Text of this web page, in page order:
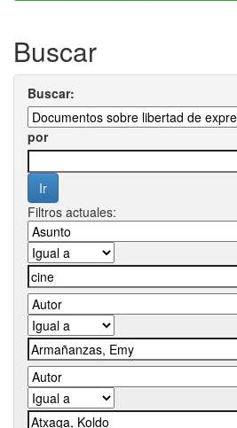
Buscar
Buscar:
por
Filtros actuales: